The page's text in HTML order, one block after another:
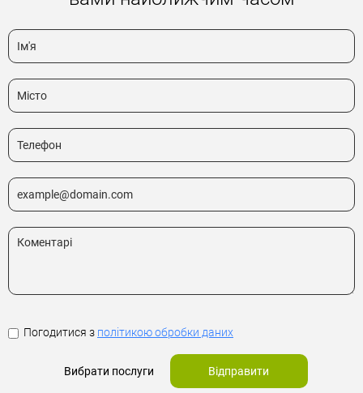
Погодитися з політикою обробки даних
Вибрати послуги Відправити